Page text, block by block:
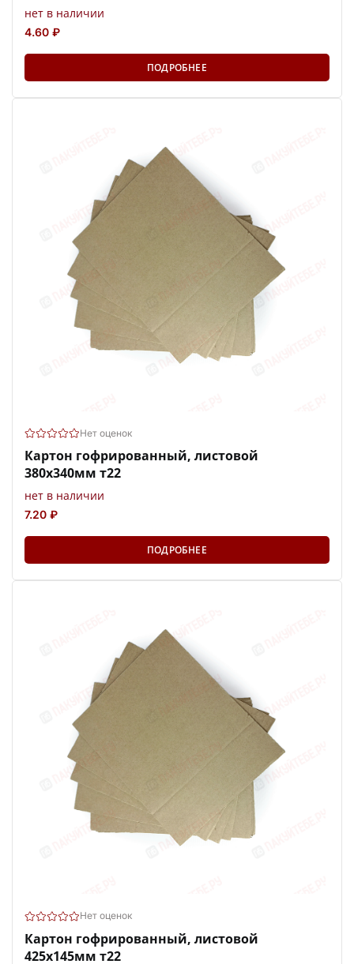
нет в наличии
4.60 ₽
ПОДРОБНЕЕ
Нет оценок
Картон гофрированный, листовой
380х340мм т22
нет в наличии
7.20 ₽
ПОДРОБНЕЕ
Нет оценок
Картон гофрированный, листовой
425х145мм т22